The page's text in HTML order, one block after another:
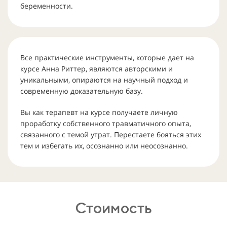
беременности.
Все практические инструменты, которые дает на
курсе Анна Риттер, являются авторскими и
уникальными, опираются на научный подход и
современную доказательную базу.
Вы как терапевт на курсе получаете личную
проработку собственного травматичного опыта,
связанного с темой утрат. Перестаете бояться этих
тем и избегать их, осознанно или неосознанно.
Стоимость